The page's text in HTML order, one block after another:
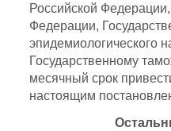
Российской
Федерации,
эпидемиологического
Государственному
месячный срок
настоящим